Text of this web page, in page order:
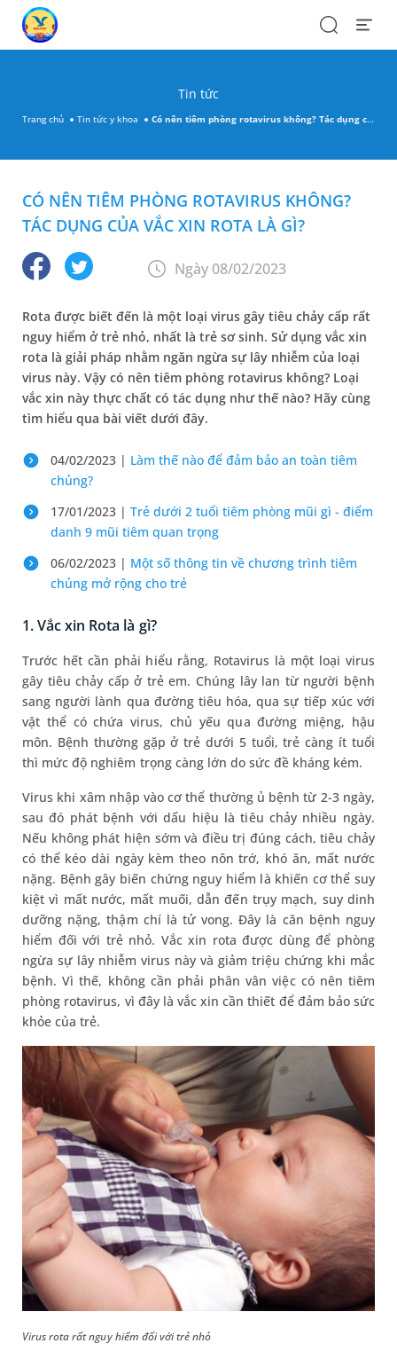
SearchOpen
Tin tức
Trang chủ Tin tức y khoa Có nên tiêm phòng rotavirus không? Tác dụng của vắc xin rota là gì?
CÓ NÊN TIÊM PHÒNG ROTAVIRUS KHÔNG?
TÁC DỤNG CỦA VẮC XIN ROTA LÀ GÌ?
Ngày 08/02/2023
Rota được biết đến là một loại virus gây tiêu chảy cấp rất
nguy hiểm ở trẻ nhỏ, nhất là trẻ sơ sinh. Sử dụng vắc xin
rota là giải pháp nhằm ngăn ngừa sự lây nhiễm của loại
virus này. Vậy có nên tiêm phòng rotavirus không? Loại
vắc xin này thực chất có tác dụng như thế nào? Hãy cùng
tìm hiểu qua bài viết dưới đây.
04/02/2023 | Làm thế nào để đảm bảo an toàn tiêm
chủng?
17/01/2023 | Trẻ dưới 2 tuổi tiêm phòng mũi gì - điểm
danh 9 mũi tiêm quan trọng
06/02/2023 | Một số thông tin về chương trình tiêm
chủng mở rộng cho trẻ
1. Vắc xin Rota là gì?
Trước hết cần phải hiểu rằng, Rotavirus là một loại virus
gây tiêu chảy cấp ở trẻ em. Chúng lây lan từ người bệnh
sang người lành qua đường tiêu hóa, qua sự tiếp xúc với
vật thể có chứa virus, chủ yếu qua đường miệng, hậu
môn. Bệnh thường gặp ở trẻ dưới 5 tuổi, trẻ càng ít tuổi
thì mức độ nghiêm trọng càng lớn do sức đề kháng kém.
Virus khi xâm nhập vào cơ thể thường ủ bệnh từ 2-3 ngày,
sau đó phát bệnh với dấu hiệu là tiêu chảy nhiều ngày.
Nếu không phát hiện sớm và điều trị đúng cách, tiêu chảy
có thể kéo dài ngày kèm theo nôn trớ, khó ăn, mất nước
nặng. Bệnh gây biến chứng nguy hiểm là khiến cơ thể suy
kiệt vì mất nước, mất muối, dẫn đến trụy mạch, suy dinh
dưỡng nặng, thậm chí là tử vong. Đây là căn bệnh nguy
hiểm đối với trẻ nhỏ. Vắc xin rota được dùng để phòng
ngừa sự lây nhiễm virus này và giảm triệu chứng khi mắc
bệnh. Vì thế, không cần phải phân vân việc có nên tiêm
phòng rotavirus, vì đây là vắc xin cần thiết để đảm bảo sức
khỏe của trẻ.
Virus rota rất nguy hiểm đối với trẻ nhỏ